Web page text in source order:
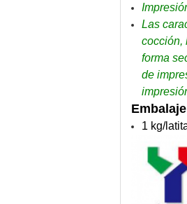
Las
cocción,
forma
de
1 kg/